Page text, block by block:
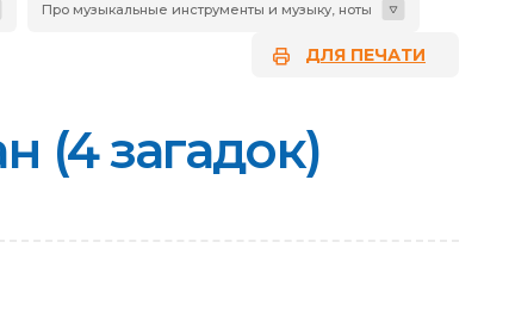
Про музыкальные инструменты и музыку, ноты
ДЛЯ ПЕЧАТИ
(4 загадок)